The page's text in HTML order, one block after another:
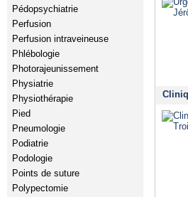
Pédopsychiatrie
Perfusion
Perfusion intraveineuse
Phlébologie
Photorajeunissement
Physiatrie
Physiothérapie
Pied
Pneumologie
Podiatrie
Podologie
Points de suture
Polypectomie